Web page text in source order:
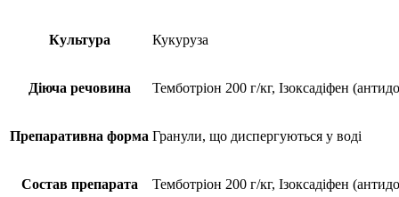
Культура Кукуруза
Діюча речовина Темботріон 200 г/кг, Ізоксадіфен
Препаративна форма Гранули, що диспергуються у воді
Состав препарата Темботріон 200 г/кг, Ізоксадіфен